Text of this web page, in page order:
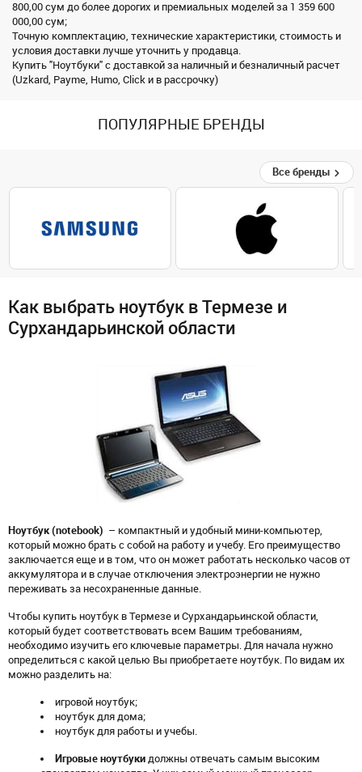
800,00 сум до более дорогих и премиальных моделей за 1 359 600
000,00 сум;
Точную комплектацию, технические характеристики, стоимость и
условия доставки лучше уточнить у продавца.
Купить "Ноутбуки" с доставкой за наличный и безналичный расчет
(Uzkard, Payme, Humo, Click и в рассрочку)
ПОПУЛЯРНЫЕ БРЕНДЫ
Все бренды
Как выбрать ноутбук в Термезе и
Сурхандарьинской области
Ноутбук (notebook) – компактный и удобный мини-компьютер,
который можно брать с собой на работу и учебу. Его преимущество
заключается еще и в том, что он может работать несколько часов от
аккумулятора и в случае отключения электроэнергии не нужно
переживать за несохраненные данные.
Чтобы купить ноутбук в Термезе и Сурхандарьинской области,
который будет соответствовать всем Вашим требованиям,
необходимо изучить его ключевые параметры. Для начала нужно
определиться с какой целью Вы приобретаете ноутбук. По видам их
можно разделить на:
игровой ноутбук;
ноутбук для дома;
ноутбук для работы и учебы.
Игровые ноутбуки должны отвечать самым высоким